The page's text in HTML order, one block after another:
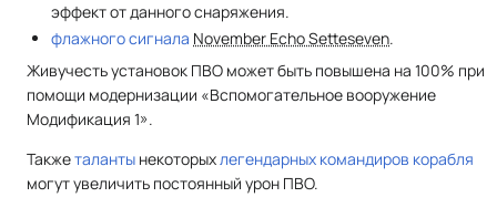
эффект от данного снаряжения.
флажного сигнала November Echo Setteseven.
Живучесть установок ПВО может быть повышена на 100% при
помощи модернизации «Вспомогательное вооружение
Модификация 1».
Такжеталанты некоторых легендарных командиров корабля
могут увеличить постоянный урон ПВО.